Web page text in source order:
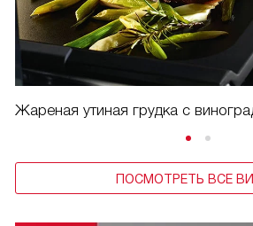
Жареная утиная грудка с
ПОСМОТРЕТЬ ВСЕ